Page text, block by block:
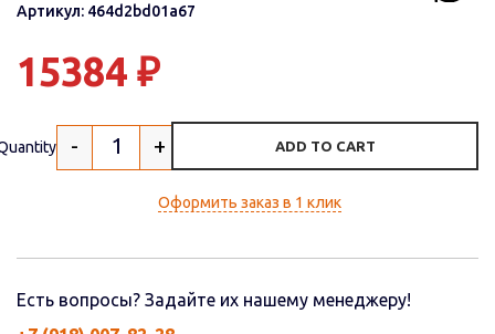
Артикул: 464d2bd01a67
15384 ₽
- + ADD TO CART
Оформить заказ в 1 клик
Есть вопросы? Задайте их нашему менеджеру!